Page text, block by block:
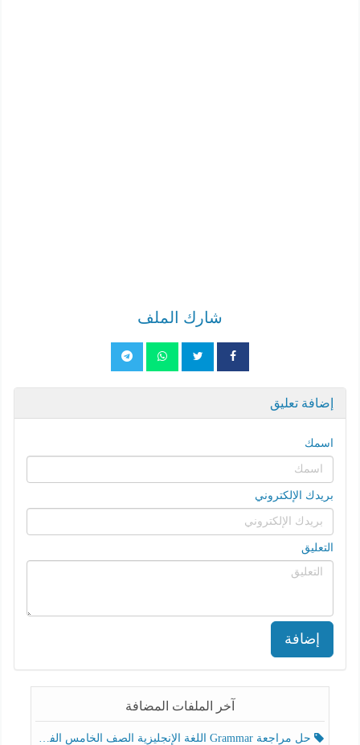
شارك الملف
إضافة تعليق
اسمك
بريدك الإلكتروني
التعليق
إضافة
آخر الملفات المضافة
حل مراجعة Grammar اللغة الإنجليزية الصف الخامس الفصل الثالث